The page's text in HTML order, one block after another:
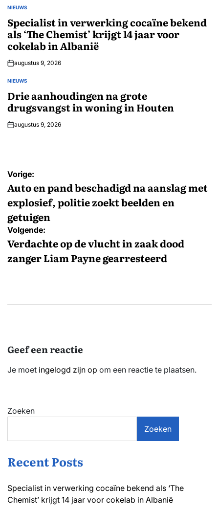
GEPLAATST
NIEUWS
Specialist in verwerking cocaïne bekend
als ‘The Chemist’ krijgt 14 jaar voor
cokelab in Albanië
augustus 9, 2026
GEPLAATST
NIEUWS
Drie aanhoudingen na grote
drugsvangst in woning in Houten
augustus 9, 2026
Bericht
navigatie
Vorige:
Auto en pand beschadigd na aanslag met
explosief, politie zoekt beelden en
getuigen
Volgende:
Verdachte op de vlucht in zaak dood
zanger Liam Payne gearresteerd
Geef een reactie
Je moet ingelogd zijn op om een reactie te plaatsen.
Zoeken
Zoeken
Recent Posts
Specialist in verwerking cocaïne bekend als ‘The
Chemist’ krijgt 14 jaar voor cokelab in Albanië